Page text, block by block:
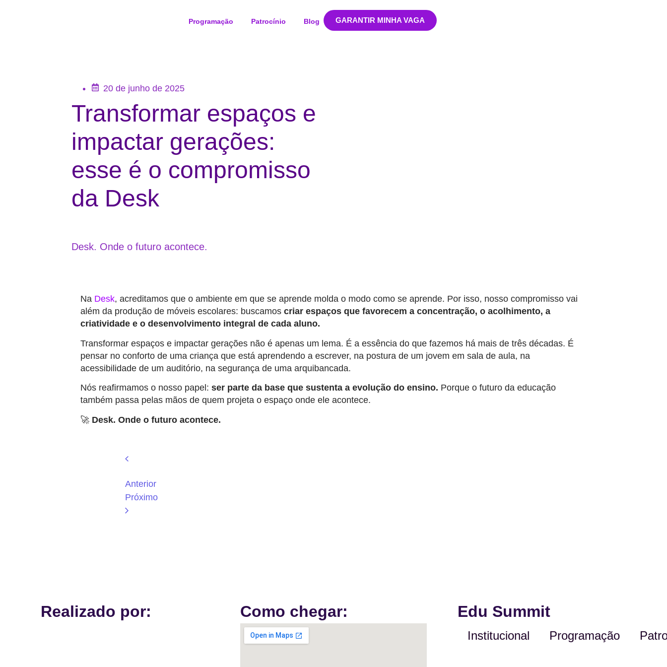
Programação Patrocínio Blog GARANTIR MINHA VAGA
20 de junho de 2025
Transformar espaços e
impactar gerações:
esse é o compromisso
da Desk
Desk. Onde o futuro acontece.
Na Desk, acreditamos que o ambiente em que se aprende molda o modo como se aprende. Por isso, nosso compromisso vai
além da produção de móveis escolares: buscamos criar espaços que favorecem a concentração, o acolhimento, a
criatividade e o desenvolvimento integral de cada aluno.
Transformar espaços e impactar gerações não é apenas um lema. É a essência do que fazemos há mais de três décadas. É
pensar no conforto de uma criança que está aprendendo a escrever, na postura de um jovem em sala de aula, na
acessibilidade de um auditório, na segurança de uma arquibancada.
Nós reafirmamos o nosso papel: ser parte da base que sustenta a evolução do ensino. Porque o futuro da educação
também passa pelas mãos de quem projeta o espaço onde ele acontece.
🚀 Desk. Onde o futuro acontece.
Anterior
Próximo
Realizado por: Como chegar: Edu Summit
Institucional Programação